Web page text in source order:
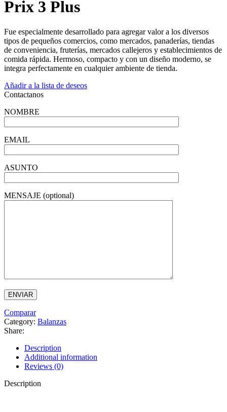
Prix 3 Plus
Fue especialmente desarrollado para agregar valor a los diversos
tipos de pequeños comercios, como mercados, panaderías, tiendas
de conveniencia, fruterías, mercados callejeros y establecimientos de
comida rápida. Hermoso, compacto y con un diseño moderno, se
integra perfectamente en cualquier ambiente de tienda.
Añadir a la lista de deseos
Contactanos
NOMBRE
EMAIL
ASUNTO
MENSAJE (optional)
Comparar
Category: Balanzas
Share:
Description
Additional information
Reviews (0)
Description